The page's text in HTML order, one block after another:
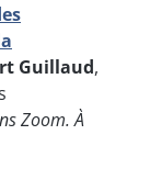
Guillaud,
Zoom. À